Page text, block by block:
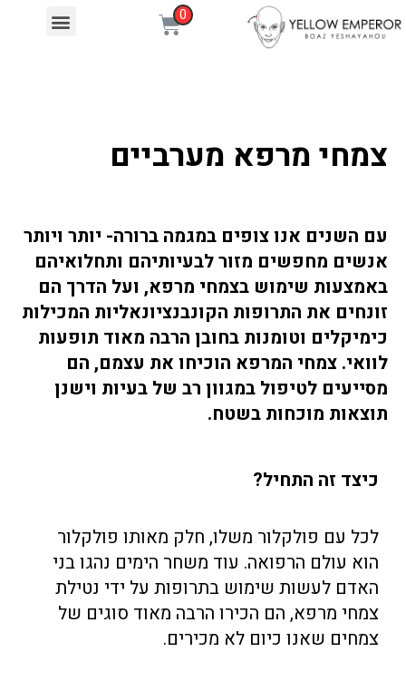
צמחי מרפא מערביים
עם השנים אנו צופים במגמה ברורה- יותר ויותר
אנשים מחפשים מזור לבעיותיהם ותחלואיהם
באמצעות שימוש בצמחי מרפא, ועל הדרך הם
זונחים את התרופות הקונבנציונאליות המכילות
כימיקלים וטומנות בחובן הרבה מאוד תופעות
לוואי. צמחי המרפא הוכיחו את עצמם, הם
מסייעים לטיפול במגוון רב של בעיות וישנן
תוצאות מוכחות בשטח.
כיצד זה התחיל?
לכל עם פולקלור משלו, חלק מאותו פולקלור
הוא עולם הרפואה. עוד משחר הימים נהגו בני
האדם לעשות שימוש בתרופות על ידי נטילת
צמחי מרפא, הם הכירו הרבה מאוד סוגים של
צמחים שאנו כיום לא מכירים.